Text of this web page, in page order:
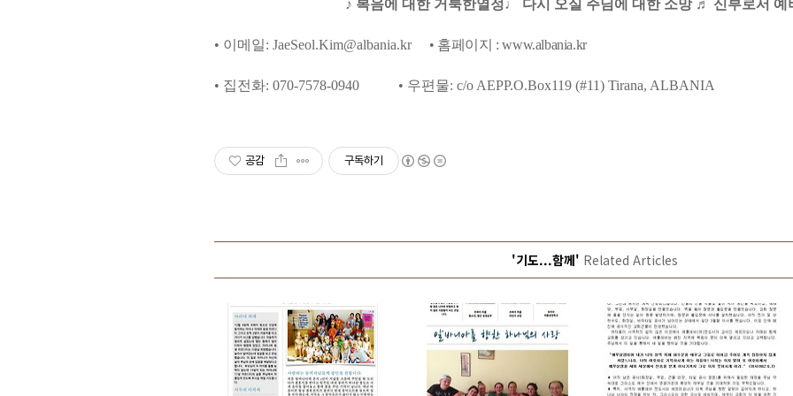
♪ 복음에 대한 거룩한열정♩ 다시 오실 주님에 대한 소망♬ 신부로서 예
• 이메일: JaeSeol.Kim@albania.kr • 홈페이지 : www.albania.kr
• 집전화: 070-7578-0940 • 우편물: c/o AEPP.O.Box119 (#11) Tirana, ALBANIA
공감 구독하기
'기도...함께' Related Articles